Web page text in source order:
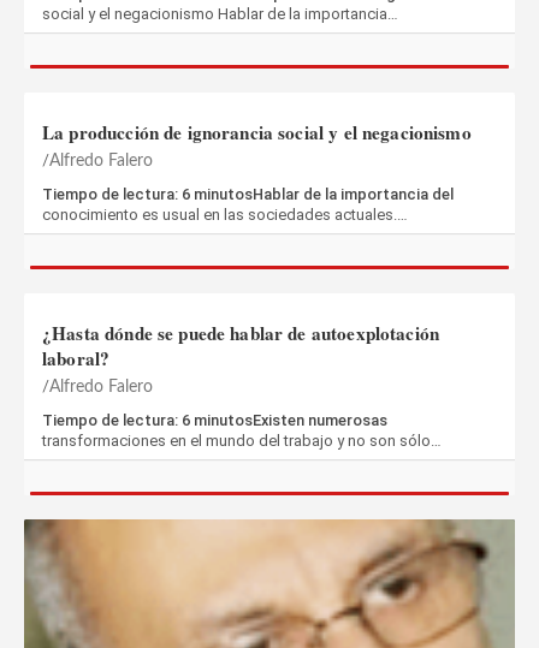
social y el negacionismo Hablar de la importancia…
La producción de ignorancia social y el negacionismo
Alfredo Falero
Tiempo de lectura: 6 minutosHablar de la importancia del
conocimiento es usual en las sociedades actuales.…
¿Hasta dónde se puede hablar de autoexplotación
laboral?
Alfredo Falero
Tiempo de lectura: 6 minutosExisten numerosas
transformaciones en el mundo del trabajo y no son sólo…